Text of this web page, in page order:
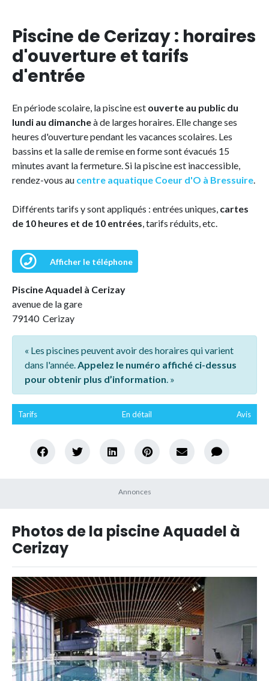
Piscine de Cerizay : horaires
d'ouverture et tarifs
d'entrée
En période scolaire, la piscine est ouverte au public du
lundi au dimancheà de larges horaires. Elle change ses
heures d'ouverture pendant les vacances scolaires. Les
bassins et la salle de remise en forme sont évacués 15
minutes avant la fermeture. Si la piscine est inaccessible,
rendez-vous au centre aquatique Coeur d'O à Bressuire.
Différents tarifs y sont appliqués : entrées uniques, cartes
de 10 heures et de 10 entrées, tarifs réduits, etc.
Afficher le téléphone
Piscine Aquadel à Cerizay
avenue de la gare
79140 Cerizay
« Les piscines peuvent avoir des horaires qui varient
dans l'année.Appelez le numéro affiché ci-dessus
pour obtenir plus d’information. »
Tarifs En détail Avis
Photos de la piscine Aquadel à
Cerizay